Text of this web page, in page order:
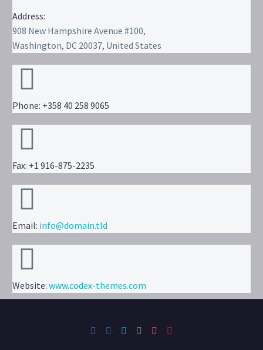
Address:
908 New Hampshire Avenue #100,
Washington, DC 20037, United States
Phone: +358 40 258 9065
Fax: +1 916-875-2235
Email: info@domain.tld
Website: www.codex-themes.com